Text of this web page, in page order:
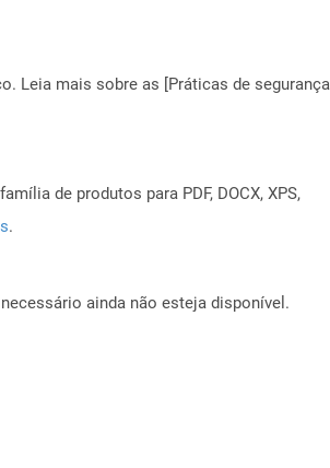
Leia mais sobre as [Práticas de segurança
de produtos para PDF, DOCX, XPS,
.
ainda não esteja disponível.